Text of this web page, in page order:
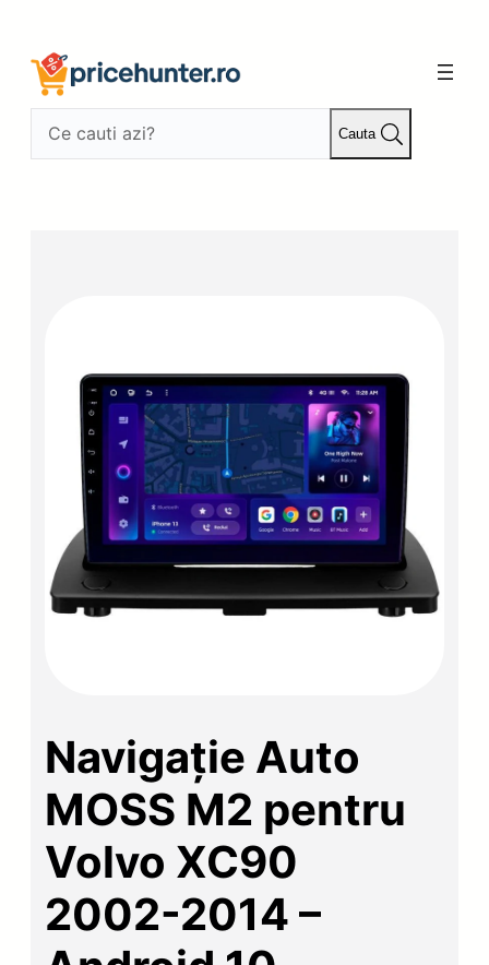
conținut
Cauta
Navigație Auto
MOSS M2 pentru
Volvo XC90
2002-2014 –